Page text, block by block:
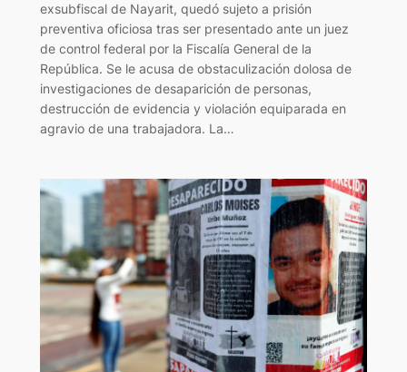
exsubfiscal de Nayarit, quedó sujeto a prisión
preventiva oficiosa tras ser presentado ante un juez
de control federal por la Fiscalía General de la
República. Se le acusa de obstaculización dolosa de
investigaciones de desaparición de personas,
destrucción de evidencia y violación equiparada en
agravio de una trabajadora. La…